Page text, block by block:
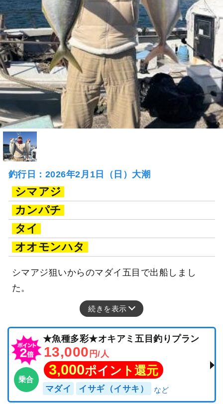
釣行日：2026年2月1日（日）大潮
シマアジ
カンパチ
タイ
オオモンハタ
シマアジ狙いからのマダイ五目で出船しまし
た。
続きを表示
乗合
★魚種多彩★オキアミ五目釣りプラン
13,000 円/人
3,000ポイント還元
マダイ イサギ（イサキ）